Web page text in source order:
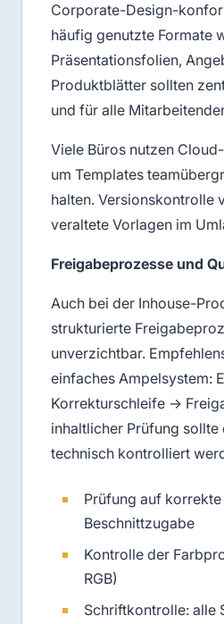
Corporate-Design-
häufig genutzte Formate
Präsentationsfolien,
Produktblätter sollten
und für alle
Viele Büros nutzen
um Templates
halten. Versionskontrolle
veraltete Vorlagen im
Freigabeprozesse und
Auch bei der Inhouse-
strukturierte
unverzichtbar.
einfaches Ampelsystem:
Korrekturschleife →
inhaltlicher Prüfung
technisch kontrolliert
Prüfung auf
Beschnittzugabe
Kontrolle der
RGB)
Schriftkontrolle: alle